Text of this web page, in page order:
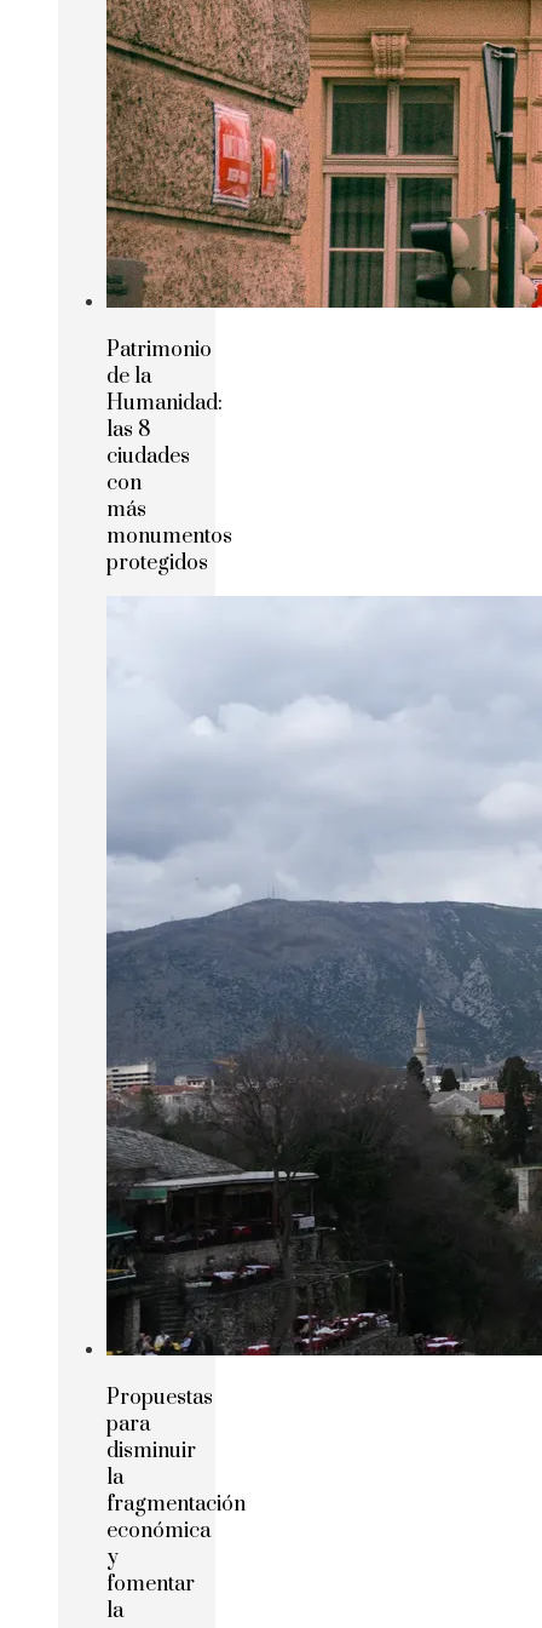
Patrimonio
de la
Humanidad:
las 8
ciudades
con
más
monumentos
protegidos
Propuestas
para
disminuir
la
fragmentación
económica
y
fomentar
la